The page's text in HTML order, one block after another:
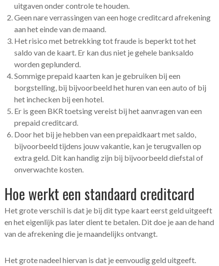
uitgaven onder controle te houden.
Geen nare verrassingen van een hoge creditcard afrekening
aan het einde van de maand.
Het risico met betrekking tot fraude is beperkt tot het
saldo van de kaart. Er kan dus niet je gehele banksaldo
worden geplunderd.
Sommige prepaid kaarten kan je gebruiken bij een
borgstelling, bij bijvoorbeeld het huren van een auto of bij
het inchecken bij een hotel.
Er is geen BKR toetsing vereist bij het aanvragen van een
prepaid creditcard.
Door het bij je hebben van een prepaidkaart met saldo,
bijvoorbeeld tijdens jouw vakantie, kan je terugvallen op
extra geld. Dit kan handig zijn bij bijvoorbeeld diefstal of
onverwachte kosten.
Hoe werkt een standaard creditcard
Het grote verschil is dat je bij dit type kaart eerst geld uitgeeft
en het eigenlijk pas later dient te betalen. Dit doe je aan de hand
van de afrekening die je maandelijks ontvangt.
Het grote nadeel hiervan is dat je eenvoudig geld uitgeeft.